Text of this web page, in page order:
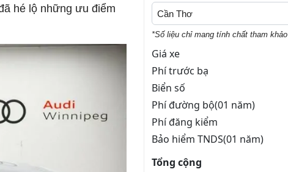
hé lộ những ưu điểm
Cần Thơ
*Số liệu chỉ mang tính chất tham khảo
Giá xe
Phí trước bạ
Biển số
Phí đường bộ(01 năm)
Phí đăng kiểm
Bảo hiểm TNDS(01 năm)
Tổng cộng